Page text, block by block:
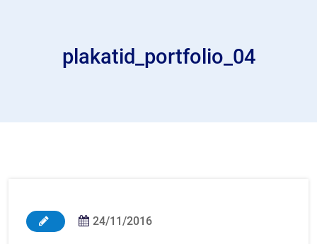
plakatid_portfolio_04
24/11/2016